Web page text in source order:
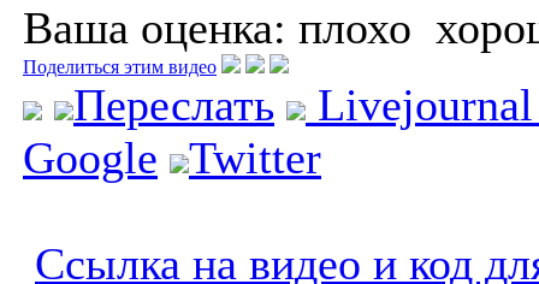
Ваша оценка: плохо
Поделиться этим видео
Переслать
Google
Twitter
Ссылка на видео и код